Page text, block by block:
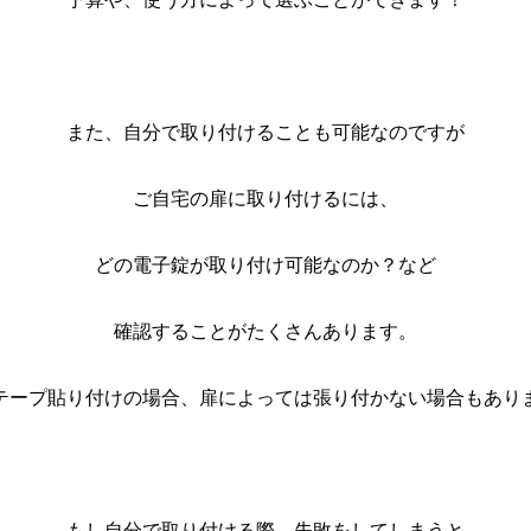
また、自分で取り付けることも可能なのですが
ご自宅の扉に取り付けるには、
どの電子錠が取り付け可能なのか？など
確認することがたくさんあります。
ープ貼り付けの場合、扉によっては張り付かない場合もあり